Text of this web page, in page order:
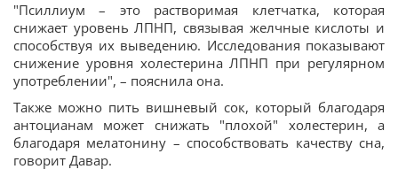
"Псиллиум – это растворимая клетчатка, которая
снижает уровень ЛПНП, связывая желчные кислоты и
способствуя их выведению. Исследования показывают
снижение уровня холестерина ЛПНП при регулярном
употреблении", – пояснила она.
Также можно пить вишневый сок, который благодаря
антоцианам может снижать "плохой" холестерин, а
благодаря мелатонину – способствовать качеству сна,
говорит Давар.